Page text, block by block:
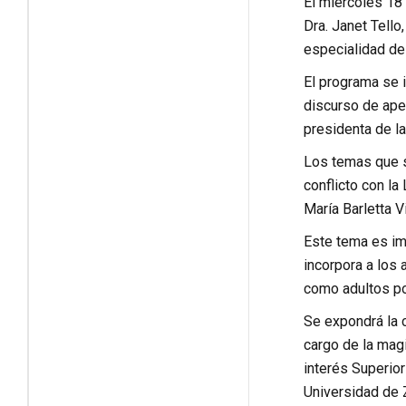
Dra. Janet
especialidad de
El programa
discurso de
presidenta de
Los temas que
conflicto con la
María Barletta
Este tema es
incorpora a los
como adultos
Se expondrá la
cargo de la
interés
Universidad de